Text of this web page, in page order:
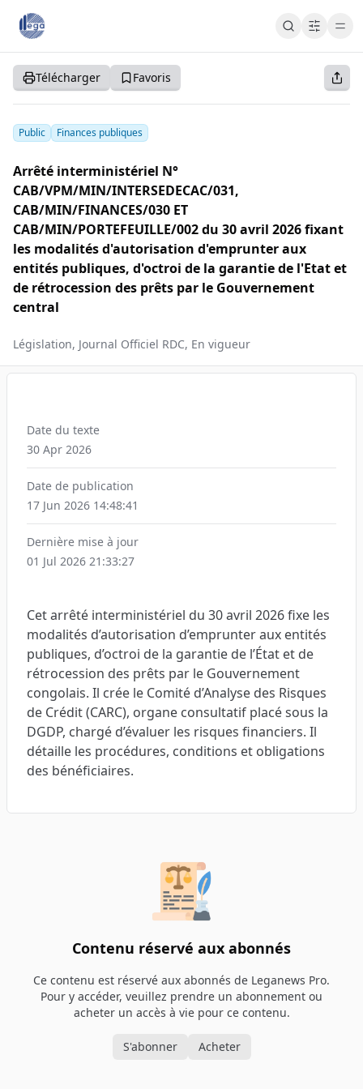
Cart Cart
Accueil
S'abonner
S'inscrire
Se connecter
Télécharger Favoris
Public Finances publiques
Arrêté interministériel N°
CAB/VPM/MIN/INTERSEDECAC/031,
CAB/MIN/FINANCES/030 ET
CAB/MIN/PORTEFEUILLE/002 du 30 avril 2026 fixant
les modalités d'autorisation d'emprunter aux
entités publiques, d'octroi de la garantie de l'Etat et
de rétrocession des prêts par le Gouvernement
central
Législation, Journal Officiel RDC, En vigueur
Date du texte
30 Apr 2026
Date de publication
17 Jun 2026 14:48:41
Dernière mise à jour
01 Jul 2026 21:33:27
Cet arrêté interministériel du 30 avril 2026 fixe les
modalités d’autorisation d’emprunter aux entités
publiques, d’octroi de la garantie de l’État et de
rétrocession des prêts par le Gouvernement
congolais. Il crée le Comité d’Analyse des Risques
de Crédit (CARC), organe consultatif placé sous la
DGDP, chargé d’évaluer les risques financiers. Il
détaille les procédures, conditions et obligations
des bénéficiaires.
Contenu réservé aux abonnés
Ce contenu est réservé aux abonnés de Leganews Pro.
Pour y accéder, veuillez prendre un abonnement ou
acheter un accès à vie pour ce contenu.
S'abonner Acheter